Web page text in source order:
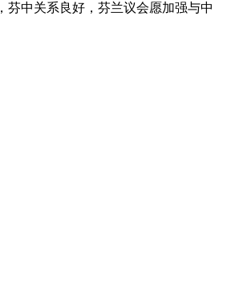
中关系良好，芬兰议会愿加强与中